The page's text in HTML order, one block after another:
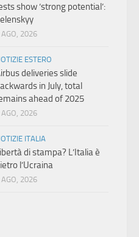
show ‘strong potential’:
AGO, 2026
ESTERO
deliveries slide
in July, total
ahead of 2025
AGO, 2026
ITALIA
di stampa? L’Italia è
l’Ucraina
AGO, 2026